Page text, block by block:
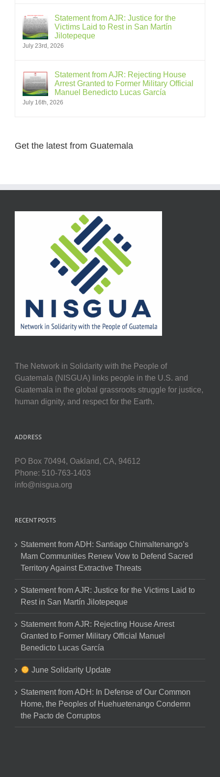
Statement from AJR: Justice for the
Victims Laid to Rest in San Martín
Jilotepeque
July 23rd, 2026
Statement from AJR: Rejecting House
Arrest Granted to Former Military Official
Manuel Benedicto Lucas García
July 16th, 2026
Get the latest from Guatemala
The Network in Solidarity with the People of
Guatemala (NISGUA) links people in the U.S. and
Guatemala in the global grassroots struggle for justice,
human dignity, and respect for the Earth.
ADDRESS
PO Box 70494, Oakland, CA, 94612
Phone: 510-763-1403
info@nisgua.org
RECENT POSTS
Statement from ADH: Santiago Chimaltenango’s
Mam Communities Renew Vow to Defend Sacred
Territory Against Extractive Threats
Statement from AJR: Justice for the Victims Laid to
Rest in San Martín Jilotepeque
Statement from AJR: Rejecting House Arrest
Granted to Former Military Official Manuel
Benedicto Lucas García
June Solidarity Update
Statement from ADH: In Defense of Our Common
Home, the Peoples of Huehuetenango Condemn
the Pacto de Corruptos